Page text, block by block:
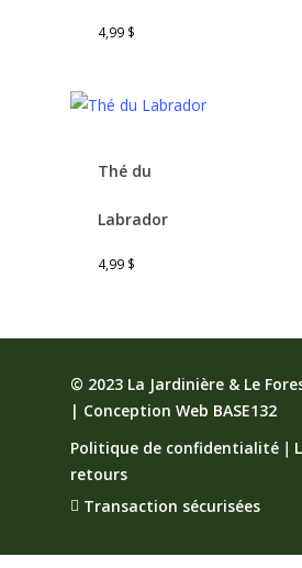
4,99 $
Thé du
Labrador
4,99 $
© 2023 La Jardinière & Le
| Conception Web BASE132
Politique de confidentialité ｜
retours
Transaction sécurisées